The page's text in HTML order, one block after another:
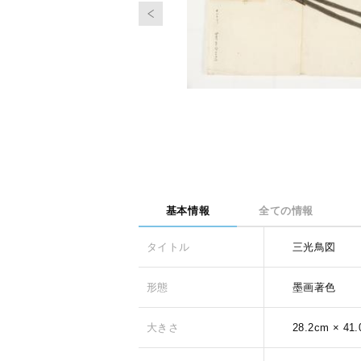
基本情報 全ての情報
タイトル 三光鳥図
形態 墨画著色
大きさ 28.2cm ×